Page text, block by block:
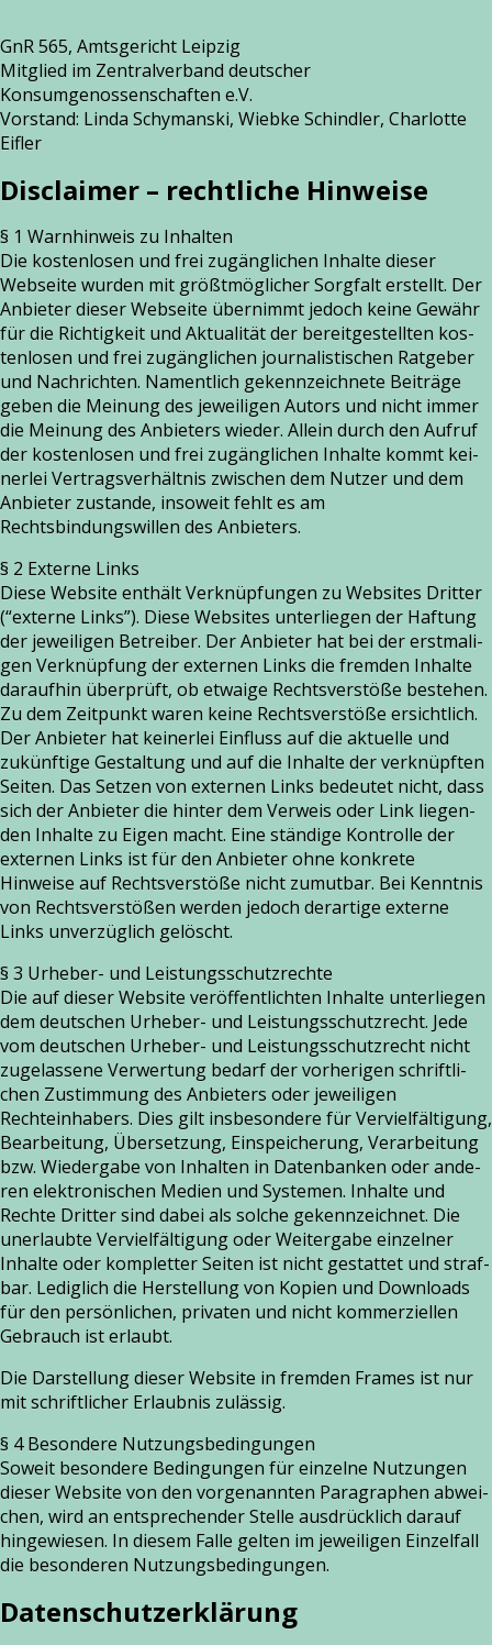
GnR 565, Amtsgericht Leipzig
Mitglied im Zentralverband deut­scher
Konsumgenossenschaften e.V.
Vorstand: Linda Schymanski, Wiebke Schindler, Charlotte
Eifler
Disclaimer – rechtliche Hinweise
§ 1 Warnhinweis zu Inhalten
Die kos­ten­lo­sen und frei zugäng­li­chen Inhalte die­ser
Webseite wur­den mit größt­mög­li­cher Sorgfalt erstellt. Der
Anbieter die­ser Webseite über­nimmt jedoch kei­ne Gewähr
für die Richtigkeit und Aktualität der bereit­ge­stell­ten kos­
ten­lo­sen und frei zugäng­li­chen jour­na­lis­ti­schen Ratgeber
und Nachrichten. Namentlich gekenn­zeich­ne­te Beiträge
geben die Meinung des jewei­li­gen Autors und nicht immer
die Meinung des Anbieters wie­der. Allein durch den Aufruf
der kos­ten­lo­sen und frei zugäng­li­chen Inhalte kommt kei­
ner­lei Vertragsverhältnis zwi­schen dem Nutzer und dem
Anbieter zustan­de, inso­weit fehlt es am
Rechtsbindungswillen des Anbieters.
§ 2 Externe Links
Diese Website ent­hält Verknüpfungen zu Websites Dritter
(“exter­ne Links”). Diese Websites unter­lie­gen der Haftung
der jewei­li­gen Betreiber. Der Anbieter hat bei der erst­ma­li­
gen Verknüpfung der exter­nen Links die frem­den Inhalte
dar­auf­hin über­prüft, ob etwa­ige Rechtsverstöße bestehen.
Zu dem Zeitpunkt waren kei­ne Rechtsverstöße ersicht­lich.
Der Anbieter hat kei­ner­lei Einfluss auf die aktu­el­le und
zukünf­ti­ge Gestaltung und auf die Inhalte der ver­knüpf­ten
Seiten. Das Setzen von exter­nen Links bedeu­tet nicht, dass
sich der Anbieter die hin­ter dem Verweis oder Link lie­gen­
den Inhalte zu Eigen macht. Eine stän­di­ge Kontrolle der
exter­nen Links ist für den Anbieter ohne kon­kre­te
Hinweise auf Rechtsverstöße nicht zumut­bar. Bei Kenntnis
von Rechtsverstößen wer­den jedoch der­ar­ti­ge exter­ne
Links unver­züg­lich gelöscht.
§ 3 Urheber- und Leistungsschutzrechte
Die auf die­ser Website ver­öf­fent­lich­ten Inhalte unter­lie­gen
dem deut­schen Urheber- und Leistungsschutzrecht. Jede
vom deut­schen Urheber- und Leistungsschutzrecht nicht
zuge­las­se­ne Verwertung bedarf der vor­he­ri­gen schrift­li­
chen Zustimmung des Anbieters oder jewei­li­gen
Rechteinhabers. Dies gilt ins­be­son­de­re für Vervielfältigung,
Bearbeitung, Übersetzung, Einspeicherung, Verarbeitung
bzw. Wiedergabe von Inhalten in Datenbanken oder ande­
ren elek­tro­ni­schen Medien und Systemen. Inhalte und
Rechte Dritter sind dabei als sol­che gekenn­zeich­net. Die
uner­laub­te Vervielfältigung oder Weitergabe ein­zel­ner
Inhalte oder kom­plet­ter Seiten ist nicht gestat­tet und straf­
bar. Lediglich die Herstellung von Kopien und Downloads
für den per­sön­li­chen, pri­va­ten und nicht kom­mer­zi­el­len
Gebrauch ist erlaubt.
Die Darstellung die­ser Website in frem­den Frames ist nur
mit schrift­li­cher Erlaubnis zuläs­sig.
§ 4 Besondere Nutzungsbedingungen
Soweit beson­de­re Bedingungen für ein­zel­ne Nutzungen
die­ser Website von den vor­ge­nann­ten Paragraphen abwei­
chen, wird an ent­spre­chen­der Stelle aus­drück­lich dar­auf
hin­ge­wie­sen. In die­sem Falle gel­ten im jewei­li­gen Einzelfall
die beson­de­ren Nutzungsbedingungen.
Datenschutzerklärung